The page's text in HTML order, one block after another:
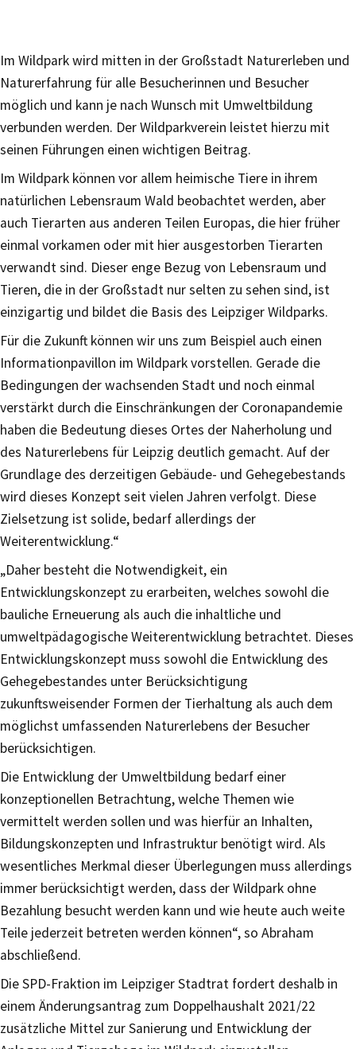
Im Wildpark wird mitten in der Großstadt Naturerleben und
Naturerfahrung für alle Besucherinnen und Besucher
möglich und kann je nach Wunsch mit Umweltbildung
verbunden werden. Der Wildparkverein leistet hierzu mit
seinen Führungen einen wichtigen Beitrag.
Im Wildpark können vor allem heimische Tiere in ihrem
natürlichen Lebensraum Wald beobachtet werden, aber
auch Tierarten aus anderen Teilen Europas, die hier früher
einmal vorkamen oder mit hier ausgestorben Tierarten
verwandt sind. Dieser enge Bezug von Lebensraum und
Tieren, die in der Großstadt nur selten zu sehen sind, ist
einzigartig und bildet die Basis des Leipziger Wildparks.
Für die Zukunft können wir uns zum Beispiel auch einen
Informationpavillon im Wildpark vorstellen. Gerade die
Bedingungen der wachsenden Stadt und noch einmal
verstärkt durch die Einschränkungen der Coronapandemie
haben die Bedeutung dieses Ortes der Naherholung und
des Naturerlebens für Leipzig deutlich gemacht. Auf der
Grundlage des derzeitigen Gebäude- und Gehegebestands
wird dieses Konzept seit vielen Jahren verfolgt. Diese
Zielsetzung ist solide, bedarf allerdings der
Weiterentwicklung.“
„Daher besteht die Notwendigkeit, ein
Entwicklungskonzept zu erarbeiten, welches sowohl die
bauliche Erneuerung als auch die inhaltliche und
umweltpädagogische Weiterentwicklung betrachtet. Dieses
Entwicklungskonzept muss sowohl die Entwicklung des
Gehegebestandes unter Berücksichtigung
zukunftsweisender Formen der Tierhaltung als auch dem
möglichst umfassenden Naturerlebens der Besucher
berücksichtigen.
Die Entwicklung der Umweltbildung bedarf einer
konzeptionellen Betrachtung, welche Themen wie
vermittelt werden sollen und was hierfür an Inhalten,
Bildungskonzepten und Infrastruktur benötigt wird. Als
wesentliches Merkmal dieser Überlegungen muss allerdings
immer berücksichtigt werden, dass der Wildpark ohne
Bezahlung besucht werden kann und wie heute auch weite
Teile jederzeit betreten werden können“, so Abraham
abschließend.
Die SPD-Fraktion im Leipziger Stadtrat fordert deshalb in
einem Änderungsantrag zum Doppelhaushalt 2021/22
zusätzliche Mittel zur Sanierung und Entwicklung der